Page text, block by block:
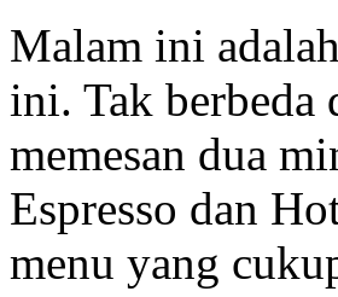
Malam ini
ini. Tak berbeda
memesan dua
Espresso dan
menu yang